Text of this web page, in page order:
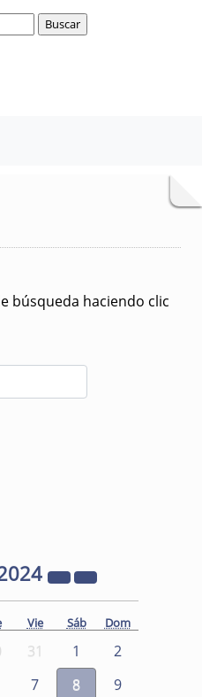
búsqueda haciendo clic
Vie Sáb Dom
31 1
2
7 8
9